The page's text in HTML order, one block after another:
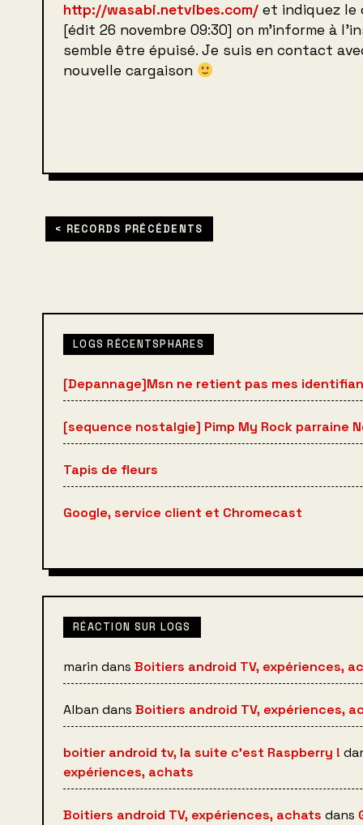
http://wasabi.netvibes.com/ et indiquez le
[édit 26 novembre 09:30] on m’informe à
semble être épuisé. Je suis en contact
nouvelle cargaison
< RECORDS PRÉCÉDENTS
LOGS RÉCENTSPHARES
[Depannage]Msn ne retient pas mes
[sequence nostalgie] Pimp My Rock parraine
Tapis de fleurs
Google, service client et Chromecast
RÉACTION SUR LOGS
marin dans Boitiers android TV, expériences,
Alban dans Boitiers android TV, expériences,
boitier android tv, la suite c’est Raspberry !
expériences, achats
Boitiers android TV, expériences, achats dans